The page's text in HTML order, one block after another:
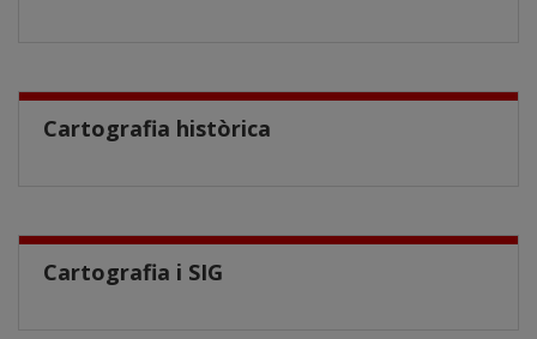
Cartografia històrica
Cartografia i SIG